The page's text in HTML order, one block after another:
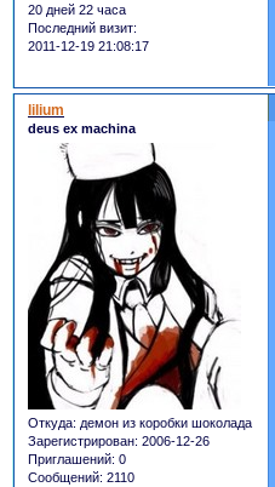
20 дней 22 часа
Последний визит:
2011-12-19 21:08:17
lilium
deus ex machina
Откуда: демон из коробки шоколада
Зарегистрирован: 2006-12-26
Приглашений: 0
Сообщений: 2110